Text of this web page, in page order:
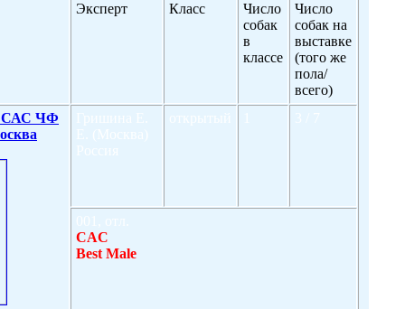
Эксперт Класс
Число
собак
в
классе
Число
собак на
выставке
(того же
пола/
всего)
ЧФ
Гришина Е.
Е. (Москва)
Россия
открытый 3 / 7
001, отл.
CAC
Best Male